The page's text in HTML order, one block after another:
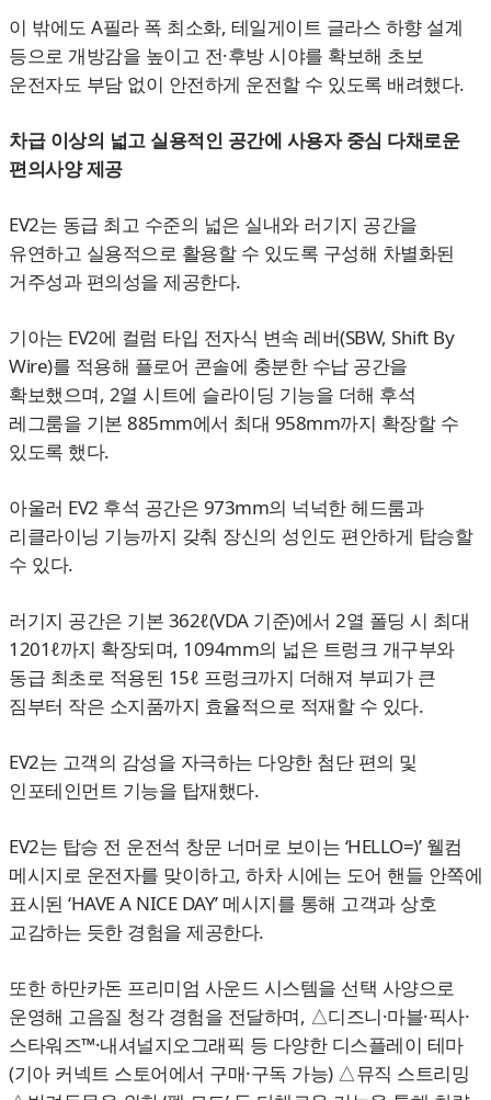
이 밖에도 A필라 폭 최소화, 테일게이트 글라스 하향 설계
등으로 개방감을 높이고 전·후방 시야를 확보해 초보
운전자도 부담 없이 안전하게 운전할 수 있도록 배려했다.
차급 이상의 넓고 실용적인 공간에 사용자 중심 다채로운
편의사양 제공
EV2는 동급 최고 수준의 넓은 실내와 러기지 공간을
유연하고 실용적으로 활용할 수 있도록 구성해 차별화된
거주성과 편의성을 제공한다.
기아는 EV2에 컬럼 타입 전자식 변속 레버(SBW, Shift By
Wire)를 적용해 플로어 콘솔에 충분한 수납 공간을
확보했으며, 2열 시트에 슬라이딩 기능을 더해 후석
레그룸을 기본 885mm에서 최대 958mm까지 확장할 수
있도록 했다.
아울러 EV2 후석 공간은 973mm의 넉넉한 헤드룸과
리클라이닝 기능까지 갖춰 장신의 성인도 편안하게 탑승할
수 있다.
러기지 공간은 기본 362ℓ(VDA 기준)에서 2열 폴딩 시 최대
1201ℓ까지 확장되며, 1094mm의 넓은 트렁크 개구부와
동급 최초로 적용된 15ℓ 프렁크까지 더해져 부피가 큰
짐부터 작은 소지품까지 효율적으로 적재할 수 있다.
EV2는 고객의 감성을 자극하는 다양한 첨단 편의 및
인포테인먼트 기능을 탑재했다.
EV2는 탑승 전 운전석 창문 너머로 보이는 ‘HELLO=)’ 웰컴
메시지로 운전자를 맞이하고, 하차 시에는 도어 핸들 안쪽에
표시된 ‘HAVE A NICE DAY’ 메시지를 통해 고객과 상호
교감하는 듯한 경험을 제공한다.
또한 하만카돈 프리미엄 사운드 시스템을 선택 사양으로
운영해 고음질 청각 경험을 전달하며, △디즈니·마블·픽사·
스타워즈™·내셔널지오그래픽 등 다양한 디스플레이 테마
(기아 커넥트 스토어에서 구매·구독 가능) △뮤직 스트리밍